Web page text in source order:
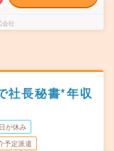
社
社長秘書*年収
が休み
予定派遣